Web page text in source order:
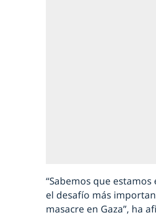
“Sabemos que
el desafío más
masacre en Gaza”, ha